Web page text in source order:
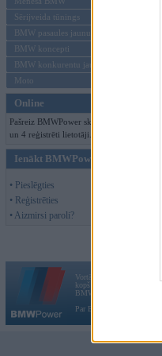
Sērijveida tūnings
BMW pasaules jaunumi
BMW koncepti
BMW konkurentu jaunumi
Moto
Online
Pašreiz BMWPower skatās 88 viesi
un 4 reģistrēti lietotāji.
Ienākt BMWPower
• Pieslēgties
• Reģistrēties
• Aizmirsi paroli?
Vortāls BMWPower.lv
kopš 2002. gada 14.
BMW AG.
Par BMWPower